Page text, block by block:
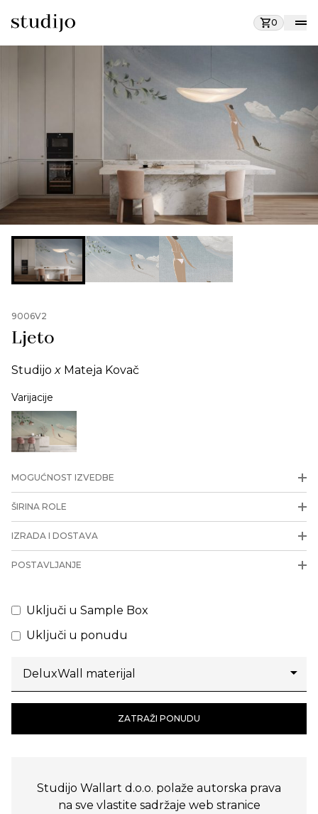
0
9006V2
Ljeto
Studijox Mateja Kovač
Varijacije
MOGUĆNOST IZVEDBE
ŠIRINA ROLE
IZRADA I DOSTAVA
POSTAVLJANJE
Uključi u Sample Box
Uključi u ponudu
ZATRAŽI PONUDU
Studijo Wallart d.o.o. polaže autorska prava
na sve vlastite sadržaje web stranice